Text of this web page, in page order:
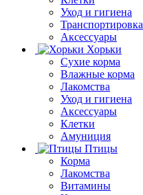
Уход и гигиена
Транспортировка
Аксессуары
Хорьки
Сухие корма
Влажные корма
Лакомства
Уход и гигиена
Аксессуары
Клетки
Амуниция
Птицы
Корма
Лакомства
Витамины